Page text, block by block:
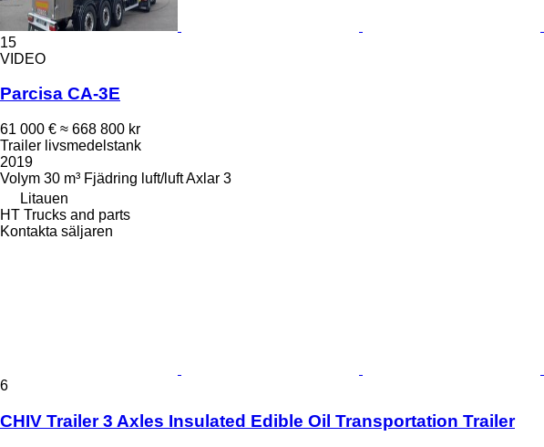
15
VIDEO
Parcisa CA-3E
61 000 € ≈ 668 800 kr
Trailer livsmedelstank
2019
Volym 30 m³ Fjädring luft/luftAxlar 3
Litauen
HT Trucks and parts
Kontakta säljaren
6
CHIV Trailer 3 Axles Insulated Edible Oil Transportation Trailer